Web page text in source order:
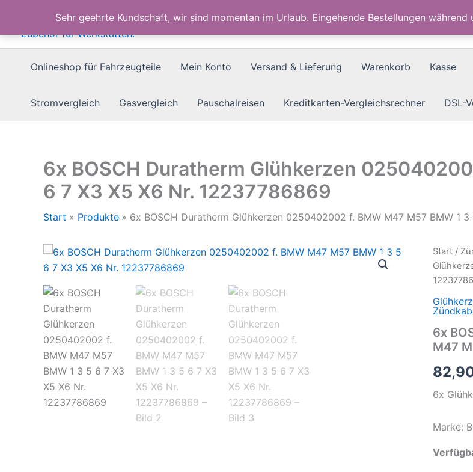
Sehr geehrte Kundschaft, wir sind momentan im Urlaub. Eingehende Bestellungen
springen
Onlineshop für Fahrzeugteile Mein Konto Versand & Lieferung Warenkorb Kasse
Stromvergleich Gasvergleich Pauschalreisen Kreditkarten-Vergleichsrechner DSL-
6x BOSCH Duratherm Glühkerzen
6 7 X3 X5 X6 Nr. 12237786869
Start Produkte 6x BOSCH Duratherm Glühkerzen 0250402002 f. BMW M47 M57 BMW 1
Start /
6x
M47
6x
Marke: